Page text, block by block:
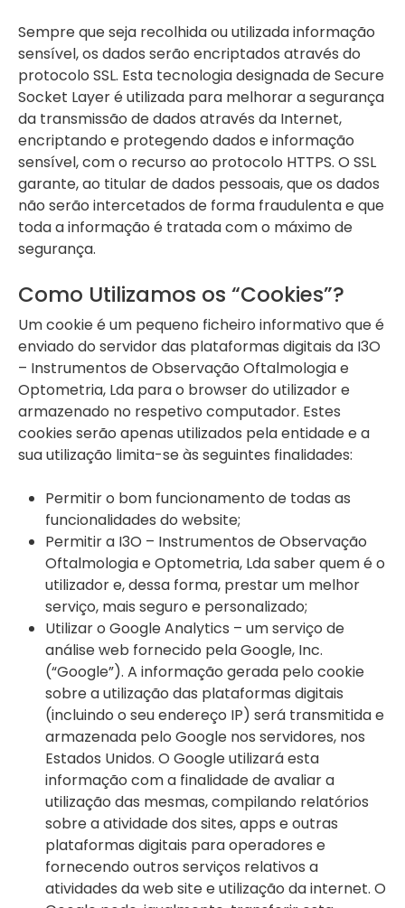
Sempre que seja recolhida ou utilizada informação
sensível, os dados serão encriptados através do
protocolo SSL. Esta tecnologia designada de Secure
Socket Layer é utilizada para melhorar a segurança
da transmissão de dados através da Internet,
encriptando e protegendo dados e informação
sensível, com o recurso ao protocolo HTTPS. O SSL
garante, ao titular de dados pessoais, que os dados
não serão intercetados de forma fraudulenta e que
toda a informação é tratada com o máximo de
segurança.
Como Utilizamos os “Cookies”?
Um cookie é um pequeno ficheiro informativo que é
enviado do servidor das plataformas digitais da I3O
– Instrumentos de Observação Oftalmologia e
Optometria, Lda para o browser do utilizador e
armazenado no respetivo computador. Estes
cookies serão apenas utilizados pela entidade e a
sua utilização limita-se às seguintes finalidades:
Permitir o bom funcionamento de todas as
funcionalidades do website;
Permitir a I3O – Instrumentos de Observação
Oftalmologia e Optometria, Lda saber quem é o
utilizador e, dessa forma, prestar um melhor
serviço, mais seguro e personalizado;
Utilizar o Google Analytics – um serviço de
análise web fornecido pela Google, Inc.
(“Google”). A informação gerada pelo cookie
sobre a utilização das plataformas digitais
(incluindo o seu endereço IP) será transmitida e
armazenada pelo Google nos servidores, nos
Estados Unidos. O Google utilizará esta
informação com a finalidade de avaliar a
utilização das mesmas, compilando relatórios
sobre a atividade dos sites, apps e outras
plataformas digitais para operadores e
fornecendo outros serviços relativos a
atividades da web site e utilização da internet. O